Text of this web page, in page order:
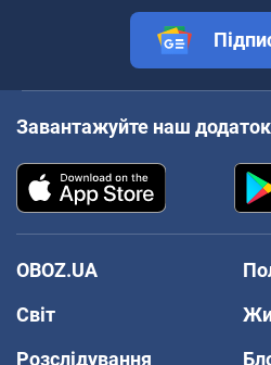
Завантажуйте наш додаток
OBOZ.UA
Світ
Розслідування